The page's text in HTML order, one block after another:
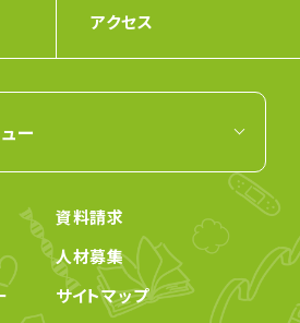
アクセス
ー
資料請求
人材募集
サイトマップ